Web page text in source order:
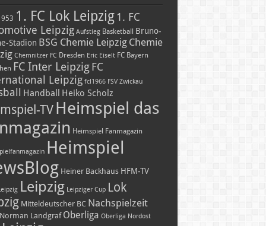
1. FC Lok Leipzig 1. FC
Leipzig Aufstieg Basketball
Bruno-
Stadion BSG Chemie Leipzig Chemie
Chemnitzer FC Dresden Eric Eiselt FC Bayern
FC Inter Leipzig FC
Leipzig fcl1966 FSV Zwickau
Handball Heiko Scholz
TV Heimspiel das
Heimspiel Fanmagazin
Heimspiel
Heiner Backhaus HFM-TV
Leipzig Leipziger Cup Lok
Mitteldeutscher BC Nachspielzeit
Norman Landgraf Oberliga Oberliga Nordost